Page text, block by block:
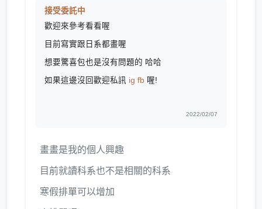
接受委託中
歡迎來參考看看喔
目前寫實跟日系都畫喔
想要驚喜包也是沒有問題的 哈哈
如果這邊沒回歡迎私訊 ig fb 喔!
2022/02/07
畫畫是我的個人興趣
目前就讀科系也不是相關的科系
寒假排單可以增加